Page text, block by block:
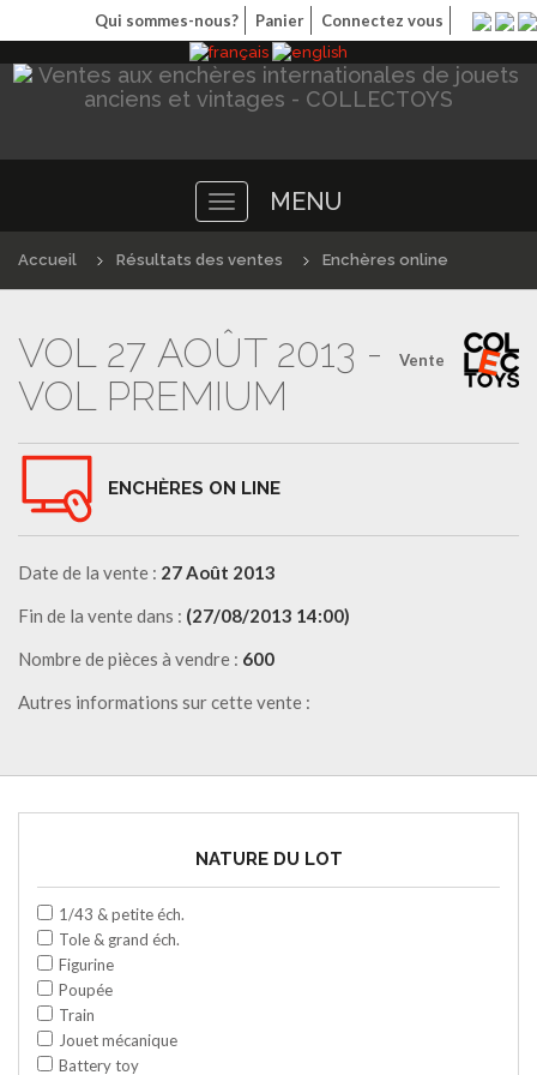
Qui sommes-nous? Panier Connectez vous
Toggle
navigation
MENU
Accueil Résultats des ventes Enchères online
Vente
VOL 27 AOÛT 2013 -
VOL PREMIUM
ENCHÈRES ON LINE
Date de la vente : 27 Août 2013
Fin de la vente dans : (27/08/2013 14:00)
Nombre de pièces à vendre : 600
Autres informations sur cette vente :
NATURE DU LOT
1/43 & petite éch.
Tole & grand éch.
Figurine
Poupée
Train
Jouet mécanique
Battery toy